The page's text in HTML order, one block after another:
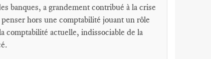
banques, a grandement contribué à la crise
hors une comptabilité jouant un rôle
comptabilité actuelle, indissociable de la